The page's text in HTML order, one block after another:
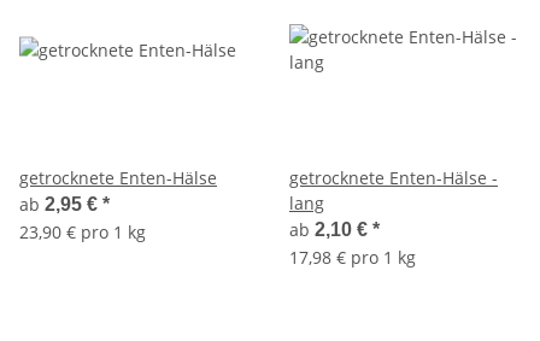
getrocknete Enten-Hälse
ab 2,95 € *
23,90 € pro 1 kg
getrocknete Enten-Hälse -
lang
ab 2,10 € *
17,98 € pro 1 kg